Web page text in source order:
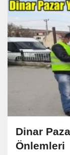
Dinar
Önlemleri